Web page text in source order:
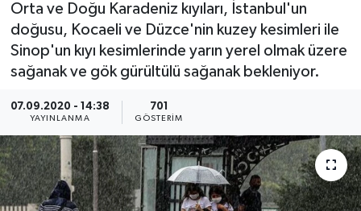
Orta ve Doğu Karadeniz kıyıları, İstanbul'un
doğusu, Kocaeli ve Düzce'nin kuzey kesimleri ile
Sinop'un kıyı kesimlerinde yarın yerel olmak üzere
sağanak ve gök gürültülü sağanak bekleniyor.
07.09.2020 - 14:38
YAYINLANMA
701
GÖSTERIM
GÖKTÜRK
GÜNDEM
KEMERBURGAZ
KÜLTÜR - SANAT
MAGAZİN